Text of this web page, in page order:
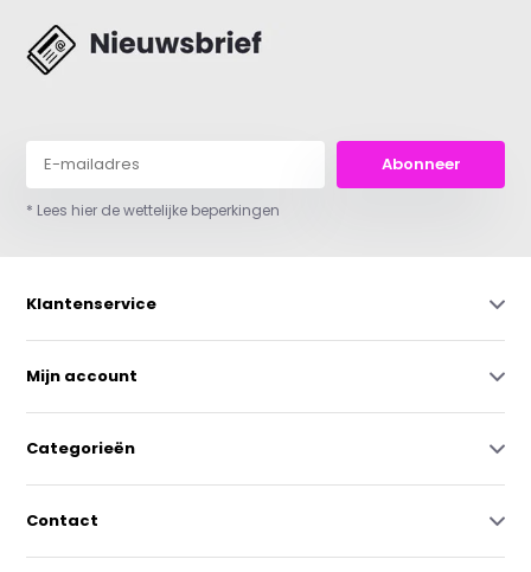
Abonneer
* Lees hier de wettelijke beperkingen
Klantenservice
Mijn account
Categorieën
Contact